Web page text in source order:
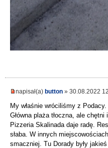
napisał(a) button » 30.08.2022
My właśnie wróciliśmy z
Główna plaża tłoczna, ale
Pizzeria Skalinada daje radę.
słaba. W innych
smaczniej. Tu Dorady były